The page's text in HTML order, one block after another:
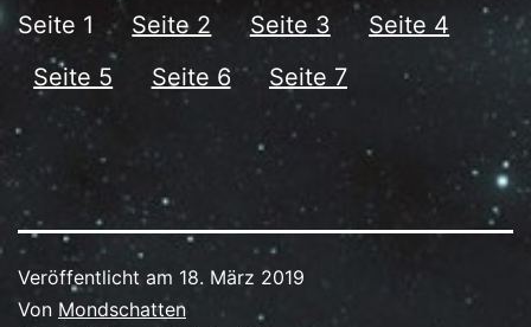
Seite 1
Seite 2 Seite 3
Seite 4
Seite 5
Seite 6 Seite 7
Veröffentlicht am 18. März 2019
Von Mondschatten